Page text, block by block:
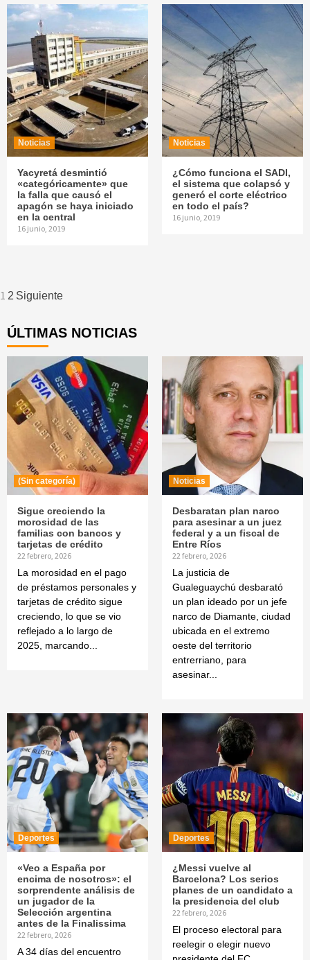
Noticias
Yacyretá desmintió
«categóricamente» que
la falla que causó el
apagón se haya iniciado
en la central
16 junio, 2019
Noticias
¿Cómo funciona el SADI,
el sistema que colapsó y
generó el corte eléctrico
en todo el país?
16 junio, 2019
Navegación
de
entradas
1 2 Siguiente
ÚLTIMAS NOTICIAS
(Sin categoría)
Sigue creciendo la
morosidad de las
familias con bancos y
tarjetas de crédito
22 febrero, 2026
La morosidad en el pago
de préstamos personales y
tarjetas de crédito sigue
creciendo, lo que se vio
reflejado a lo largo de
2025, marcando...
Noticias
Desbaratan plan narco
para asesinar a un juez
federal y a un fiscal de
Entre Ríos
22 febrero, 2026
La justicia de
Gualeguaychú desbarató
un plan ideado por un jefe
narco de Diamante, ciudad
ubicada en el extremo
oeste del territorio
entrerriano, para
asesinar...
Deportes
«Veo a España por
encima de nosotros»: el
sorprendente análisis de
un jugador de la
Selección argentina
antes de la Finalissima
22 febrero, 2026
A 34 días del encuentro
Deportes
¿Messi vuelve al
Barcelona? Los serios
planes de un candidato a
la presidencia del club
22 febrero, 2026
El proceso electoral para
reelegir o elegir nuevo